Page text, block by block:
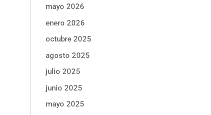
mayo 2026
enero 2026
octubre 2025
agosto 2025
julio 2025
junio 2025
mayo 2025